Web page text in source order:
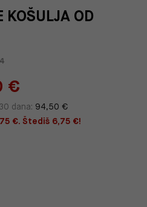
KOŠULJA OD
€
dana: 94,50 €
€. Štediš 6,75 €!